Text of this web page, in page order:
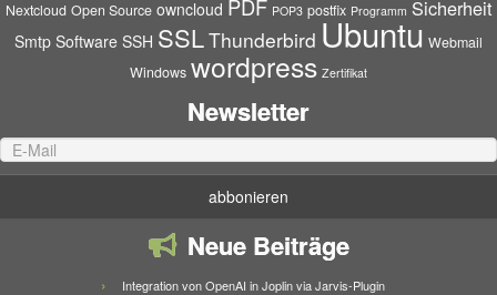
Nextcloud Open Source owncloud PDF POP3 postfix Programm Sicherheit
Smtp Software SSH SSLThunderbird Ubuntu Webmail
Windows wordpress Zertifikat
Newsletter
Neue Beiträge
Integration von OpenAI in Joplin via Jarvis-Plugin